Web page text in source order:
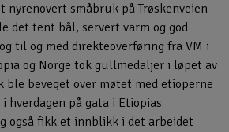
nyrenovert småbruk på Trøskenveien
det tent bål, servert varm og god
til og med direkteoverføring fra VM i
og Norge tok gullmedaljer i løpet av
ble beveget over møtet med etioperne
hverdagen på gata i Etiopias
også fikk et innblikk i det arbeidet